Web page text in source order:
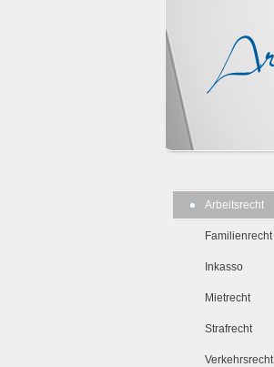
Arbeitsrecht
Familienrecht
Inkasso
Mietrecht
Strafrecht
Verkehrsrecht